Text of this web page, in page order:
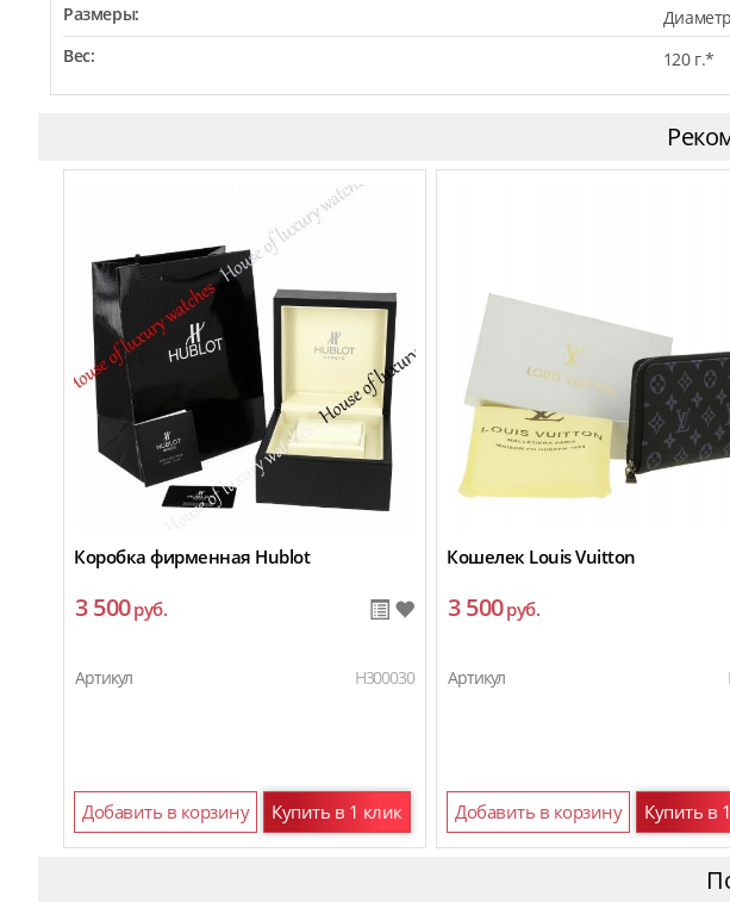
Размеры:
Вес:
120 г.*
Коробка фирменная Hublot
3 500руб.
Артикул H300030
Добавить в корзину Купить в 1 клик
Кошелек Louis Vuitton
3 500руб.
Артикул
Добавить в корзину Купить в